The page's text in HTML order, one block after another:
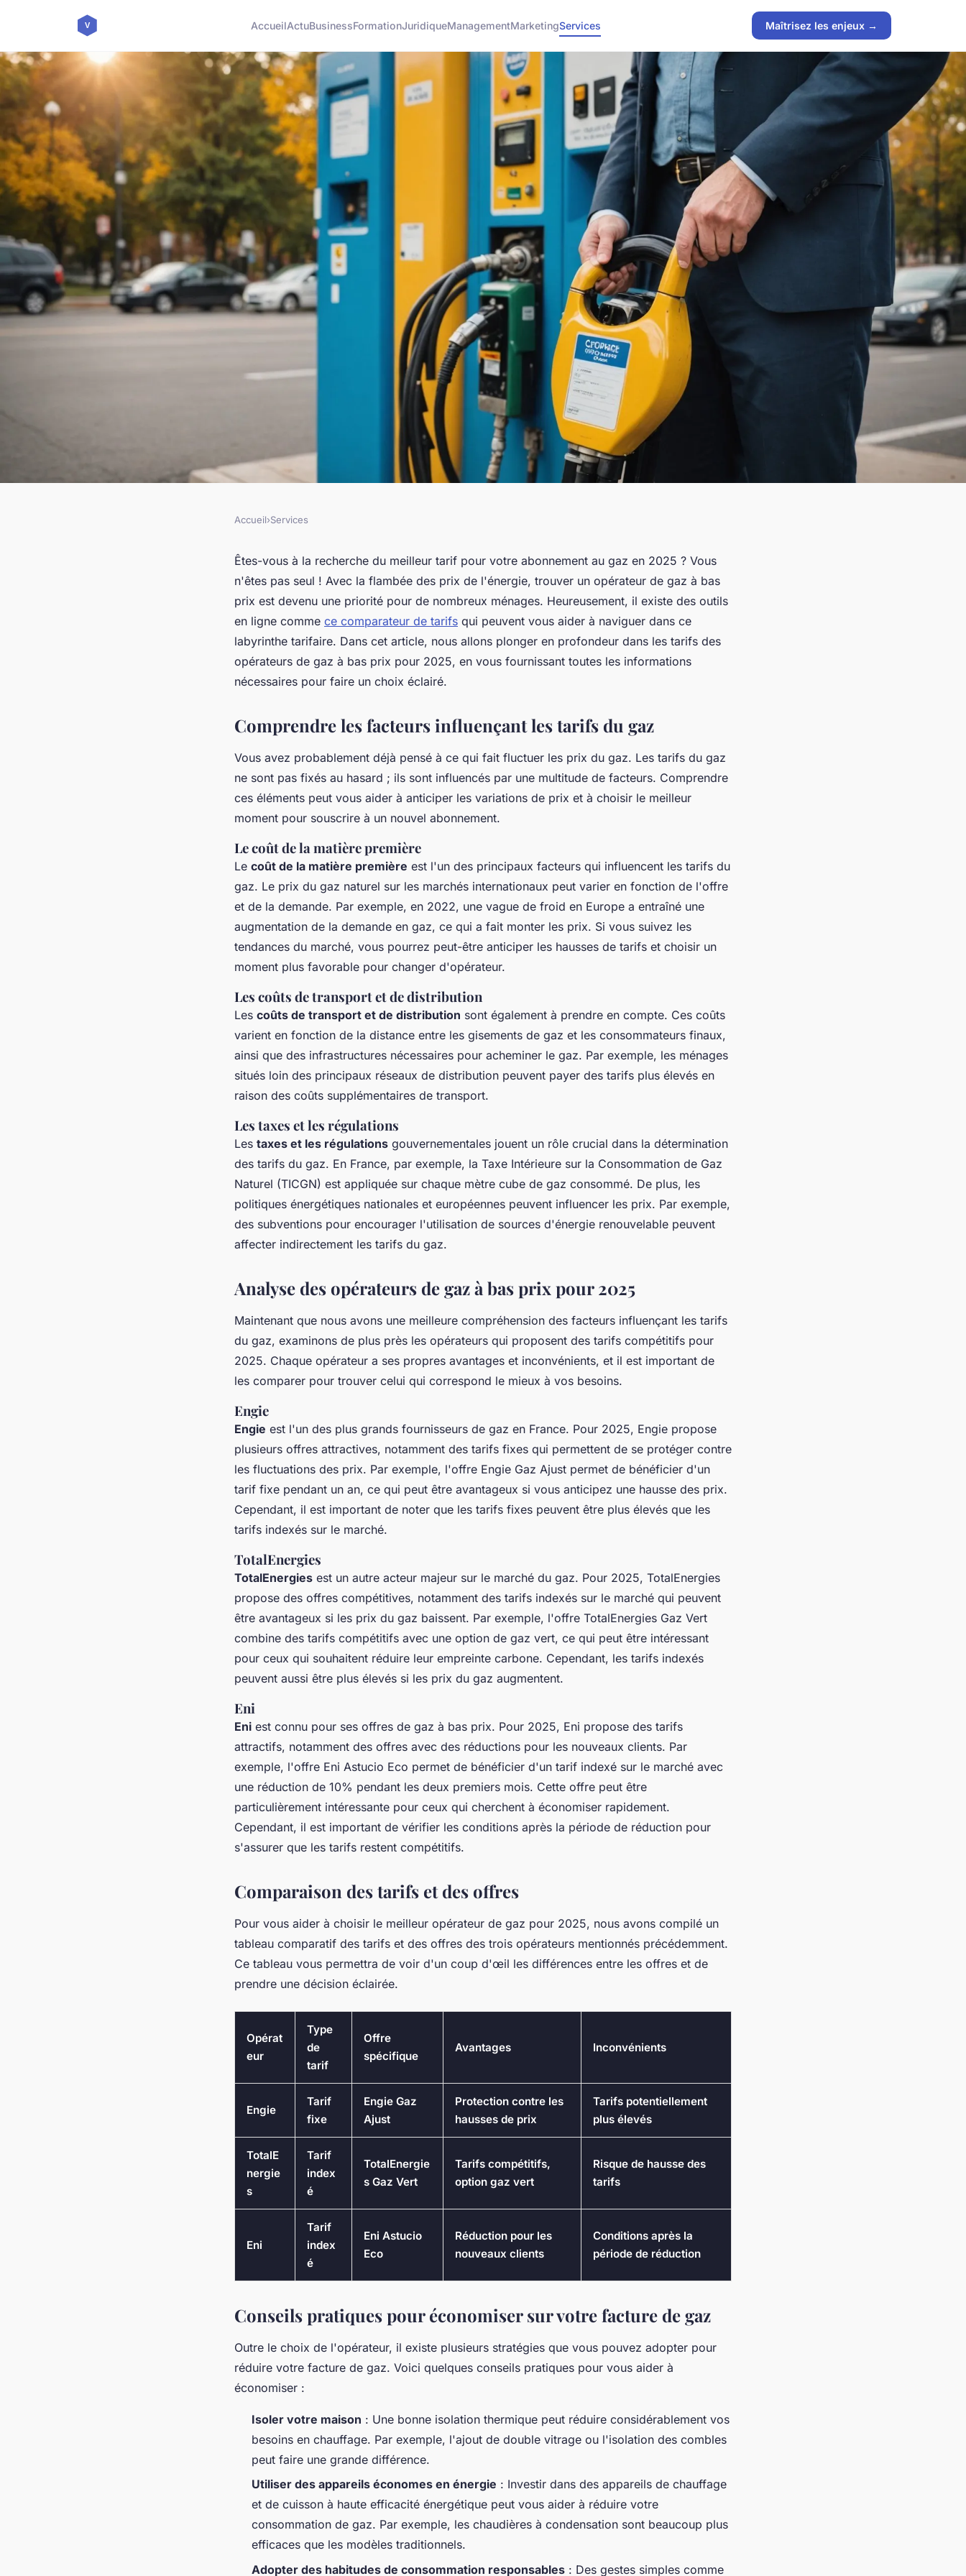
AccueilActuBusinessFormationJuridiqueManagementMarketingServices Maîtrisez les enjeux →
Compare les tarifs des opérateurs de
gaz à bas prix pour 2025
Accueil›Services
Êtes-vous à la recherche du meilleur tarif pour votre abonnement au gaz en 2025 ? Vous
n'êtes pas seul ! Avec la flambée des prix de l'énergie, trouver un opérateur de gaz à bas
prix est devenu une priorité pour de nombreux ménages. Heureusement, il existe des outils
en ligne comme ce comparateur de tarifs qui peuvent vous aider à naviguer dans ce
labyrinthe tarifaire. Dans cet article, nous allons plonger en profondeur dans les tarifs des
opérateurs de gaz à bas prix pour 2025, en vous fournissant toutes les informations
nécessaires pour faire un choix éclairé.
Comprendre les facteurs influençant les tarifs du gaz
Vous avez probablement déjà pensé à ce qui fait fluctuer les prix du gaz. Les tarifs du gaz
ne sont pas fixés au hasard ; ils sont influencés par une multitude de facteurs. Comprendre
ces éléments peut vous aider à anticiper les variations de prix et à choisir le meilleur
moment pour souscrire à un nouvel abonnement.
Le coût de la matière première
Le coût de la matière première est l'un des principaux facteurs qui influencent les tarifs du
gaz. Le prix du gaz naturel sur les marchés internationaux peut varier en fonction de l'offre
et de la demande. Par exemple, en 2022, une vague de froid en Europe a entraîné une
augmentation de la demande en gaz, ce qui a fait monter les prix. Si vous suivez les
tendances du marché, vous pourrez peut-être anticiper les hausses de tarifs et choisir un
moment plus favorable pour changer d'opérateur.
Les coûts de transport et de distribution
Les coûts de transport et de distribution sont également à prendre en compte. Ces coûts
varient en fonction de la distance entre les gisements de gaz et les consommateurs finaux,
ainsi que des infrastructures nécessaires pour acheminer le gaz. Par exemple, les ménages
situés loin des principaux réseaux de distribution peuvent payer des tarifs plus élevés en
raison des coûts supplémentaires de transport.
Les taxes et les régulations
Les taxes et les régulations gouvernementales jouent un rôle crucial dans la détermination
des tarifs du gaz. En France, par exemple, la Taxe Intérieure sur la Consommation de Gaz
Naturel (TICGN) est appliquée sur chaque mètre cube de gaz consommé. De plus, les
politiques énergétiques nationales et européennes peuvent influencer les prix. Par exemple,
des subventions pour encourager l'utilisation de sources d'énergie renouvelable peuvent
affecter indirectement les tarifs du gaz.
Analyse des opérateurs de gaz à bas prix pour 2025
Maintenant que nous avons une meilleure compréhension des facteurs influençant les tarifs
du gaz, examinons de plus près les opérateurs qui proposent des tarifs compétitifs pour
2025. Chaque opérateur a ses propres avantages et inconvénients, et il est important de
les comparer pour trouver celui qui correspond le mieux à vos besoins.
Engie
Engie est l'un des plus grands fournisseurs de gaz en France. Pour 2025, Engie propose
plusieurs offres attractives, notamment des tarifs fixes qui permettent de se protéger contre
les fluctuations des prix. Par exemple, l'offre Engie Gaz Ajust permet de bénéficier d'un
tarif fixe pendant un an, ce qui peut être avantageux si vous anticipez une hausse des prix.
Cependant, il est important de noter que les tarifs fixes peuvent être plus élevés que les
tarifs indexés sur le marché.
TotalEnergies
TotalEnergies est un autre acteur majeur sur le marché du gaz. Pour 2025, TotalEnergies
propose des offres compétitives, notamment des tarifs indexés sur le marché qui peuvent
être avantageux si les prix du gaz baissent. Par exemple, l'offre TotalEnergies Gaz Vert
combine des tarifs compétitifs avec une option de gaz vert, ce qui peut être intéressant
pour ceux qui souhaitent réduire leur empreinte carbone. Cependant, les tarifs indexés
peuvent aussi être plus élevés si les prix du gaz augmentent.
Eni
Eni est connu pour ses offres de gaz à bas prix. Pour 2025, Eni propose des tarifs
attractifs, notamment des offres avec des réductions pour les nouveaux clients. Par
exemple, l'offre Eni Astucio Eco permet de bénéficier d'un tarif indexé sur le marché avec
une réduction de 10% pendant les deux premiers mois. Cette offre peut être
particulièrement intéressante pour ceux qui cherchent à économiser rapidement.
Cependant, il est important de vérifier les conditions après la période de réduction pour
s'assurer que les tarifs restent compétitifs.
Comparaison des tarifs et des offres
Pour vous aider à choisir le meilleur opérateur de gaz pour 2025, nous avons compilé un
tableau comparatif des tarifs et des offres des trois opérateurs mentionnés précédemment.
Ce tableau vous permettra de voir d'un coup d'œil les différences entre les offres et de
prendre une décision éclairée.
Opérat
eur
Type
de
tarif
Offre
spécifique
Avantages Inconvénients
Engie
Tarif
fixe
Engie Gaz
Ajust
Protection contre les
hausses de prix
Tarifs potentiellement
plus élevés
TotalE
nergie
s
Tarif
index
é
TotalEnergie
s Gaz Vert
Tarifs compétitifs,
option gaz vert
Risque de hausse des
tarifs
Eni
Tarif
index
é
Eni Astucio
Eco
Réduction pour les
nouveaux clients
Conditions après la
période de réduction
Conseils pratiques pour économiser sur votre facture de gaz
Outre le choix de l'opérateur, il existe plusieurs stratégies que vous pouvez adopter pour
réduire votre facture de gaz. Voici quelques conseils pratiques pour vous aider à
économiser :
Isoler votre maison : Une bonne isolation thermique peut réduire considérablement vos
besoins en chauffage. Par exemple, l'ajout de double vitrage ou l'isolation des combles
peut faire une grande différence.
Utiliser des appareils économes en énergie : Investir dans des appareils de chauffage
et de cuisson à haute efficacité énergétique peut vous aider à réduire votre
consommation de gaz. Par exemple, les chaudières à condensation sont beaucoup plus
efficaces que les modèles traditionnels.
Adopter des habitudes de consommation responsables : Des gestes simples comme